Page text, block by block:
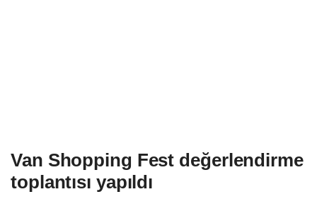
Van Shopping Fest değerlendirme
toplantısı yapıldı